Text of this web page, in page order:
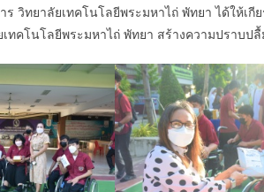
ร วิทยาลัยเทคโนโลยีพระมหาไถ่ พัทยา ได้ให้เ
ทคโนโลยีพระมหาไถ่ พัทยา สร้างความปราบป